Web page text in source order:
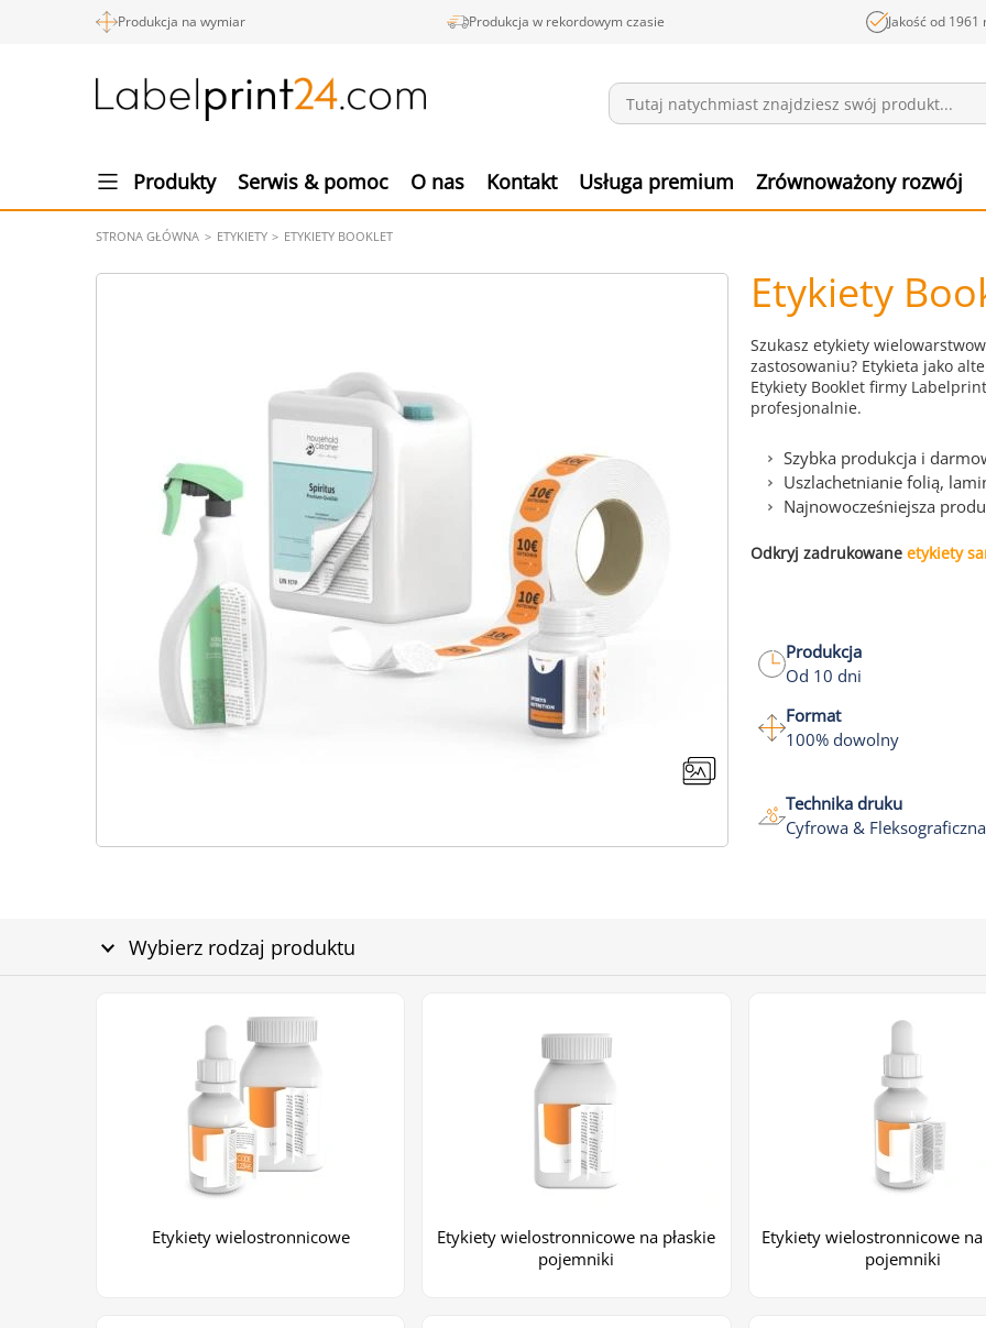
Produkcja na wymiar Produkcja w rekordowym czasie Jakość od 1961
Produkty Serwis & pomoc O nas Kontakt Usługa premium Zrównoważony rozwój
STRONA GŁÓWNA ETYKIETY ETYKIETY BOOKLET
Etykiety
Szukasz etykiety
zastosowaniu? Etykieta jako
Etykiety Booklet firmy
profesjonalnie.
Szybka produkcja i
Uszlachetnianie folią,
Najnowocześniejsza
Odkryj zadrukowane etykiety
Produkcja
Od 10 dni
Format
100% dowolny
Technika druku
Cyfrowa & Fleksograficzna
Wybierz rodzaj produktu
Etykiety wielostronnicowe
Etykiety wielostronnicowe na płaskie
pojemniki
Etykiety wielostronnicowe na
pojemniki